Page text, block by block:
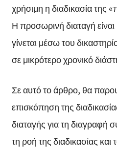
χρήσιμη η διαδικασία της
Η προσωρινή διαταγή είναι
γίνεται μέσω του
σε μικρότερο χρονικό
Σε αυτό το άρθρο, θα
επισκόπηση της
διαταγής για τη διαγραφή
τη ροή της διαδικασίας και